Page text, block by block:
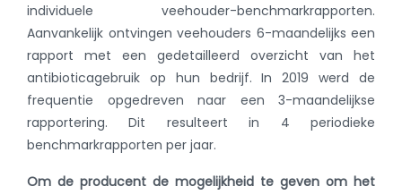
individuele veehouder-benchmarkrapporten.
Aanvankelijk ontvingen veehouders 6-maandelijks een
rapport met een gedetailleerd overzicht van het
antibioticagebruik op hun bedrijf. In 2019 werd de
frequentie opgedreven naar een 3-maandelijkse
rapportering. Dit resulteert in 4 periodieke
benchmarkrapporten per jaar.
Om de producent de mogelijkheid te geven om het